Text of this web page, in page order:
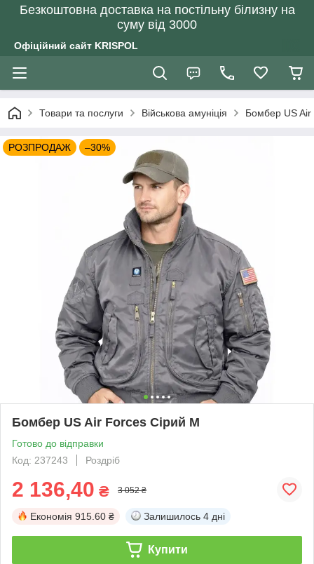
Безкоштовна доставка на постільну білизну на
суму від 3000
Офіційний сайт KRISPOL
Товари та послуги Військова амуніція Бомбер US Air
РОЗПРОДАЖ –30%
Бомбер US Air Forces Сірий M
Готово до відправки
Код: 237243
Роздріб
2 136,40 ₴ 3 052 ₴
Економія 915.60 ₴ Залишилось 4 дні
Купити